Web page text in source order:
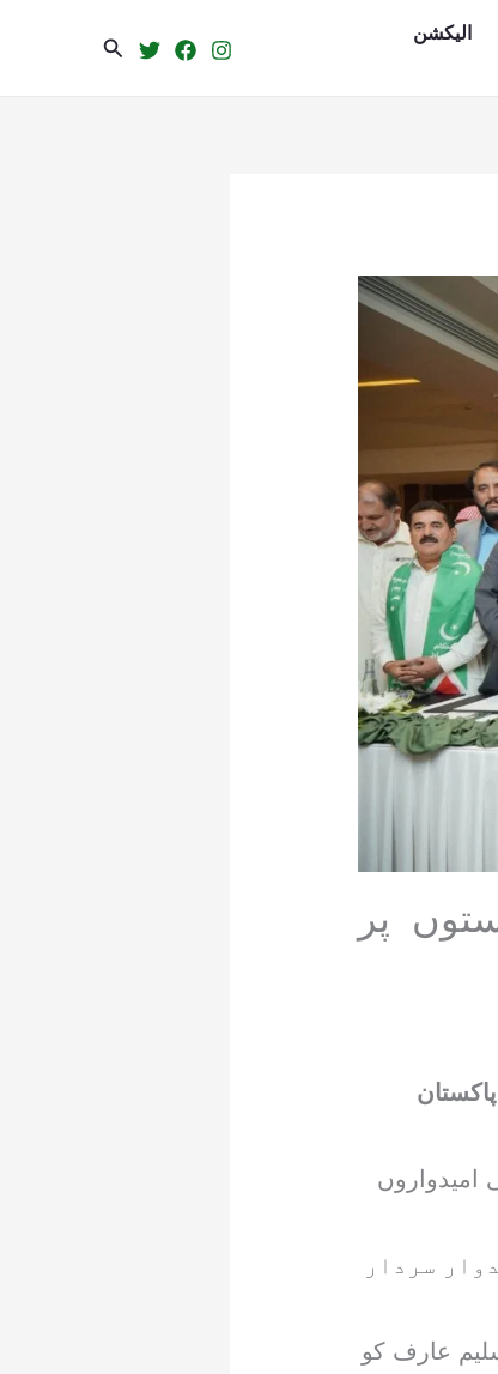
الیکشن
Search
پارٹی آزادکشمیر کا 35نشستوں پر
امیدواروں
اور 3 حلقوں سے امیدوار سردار
اے 02سے محمد معروف اور ایل اے 03سے تسلیم عارف کو